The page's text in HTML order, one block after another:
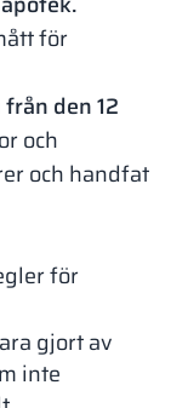
för
den 12
och
och handfat
för
gjort av
inte